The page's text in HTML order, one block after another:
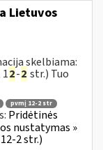
Lietuvos
skelbiama:
12-2 str.) Tuo
pvmį 12-2 str
Pridėtinės
nustatymas »
2 str.)